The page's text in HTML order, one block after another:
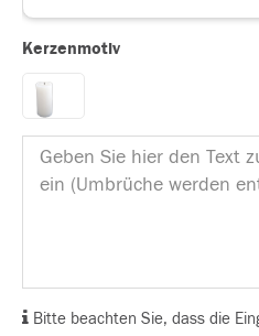
Kerzenmotiv
Bitte beachten Sie, dass die